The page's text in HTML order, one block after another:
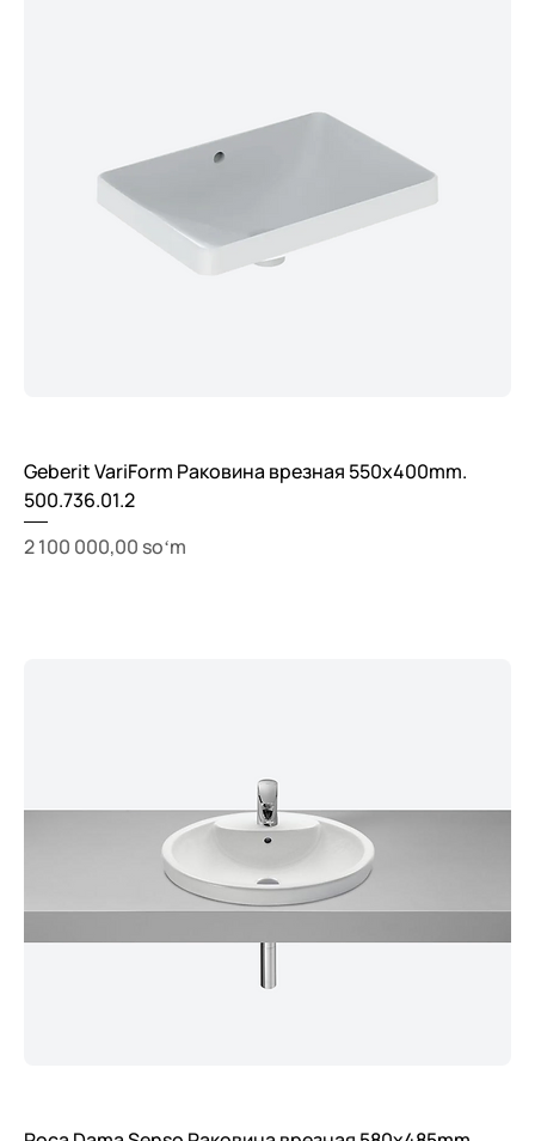
Geberit VariForm Раковина врезная 550x400mm.
500.736.01.2
Price
2 100 000,00 soʻm